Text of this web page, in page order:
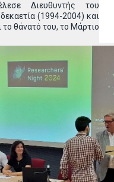
Διευθυντής του
(1994-2004) και
θάνατό του, το Μάρτιο